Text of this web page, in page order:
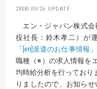
2008/09/26
エン・ジャパン株式会
役社長：鈴木孝二）が
「[en]派遣のお仕事情報」
職種 （※） の求人情報を
均時給分析を行っており
りましたので、お知ら